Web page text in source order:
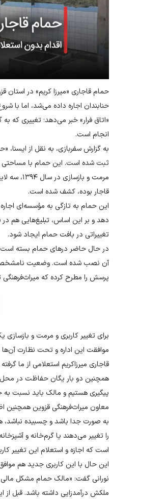
حمام قاجاری «میرزا کریم» در
حنابندان اجاره داده می‌شد، اما با
«اتاق فرار» خبر می‌دهد؛ تغییری که
انجام است.
به گزارش سفربازی، به نقل از
ثبت شده است. این حمام با مساحتی
مرمت و
قاجار بوده، کشف شده است.
این حمام به تازگی به مؤسسه‌ای
دهد و بر این اساس، ‌تبلیغ‌هایی هم
تغییراتی در بافت حمام ایجاد شود.
در حال حاضر درهای حمام بسته است و
آن نصب شده است. وضعیت نامشخص
پرسش را مطرح کرده که
برای تغییر کاربری و مرمت و بازسازی
موافقت این اداره و تحت نظارت آن‌ها
قاجاری میرزاکریم استعلامی از ما
همچنین دو بار یگان حفاظت در محل
پیگیری هستیم و مالک باید نسبت
معاون میراث‌فرهنگی قزوین همچنین
به صورت جدا باشد و چسبیده
را تغییر می‌دهند یا گرم‌خانه و
است که اجازه و استعلام این تغییر
این حال با این کاربری جدید هم
نورانی گفت: «مالک حمام مشکل
ملکش درآمدزایی داشته باشد. قبل از